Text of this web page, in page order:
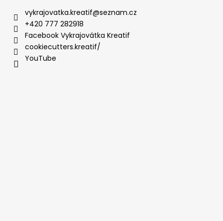
vykrajovatka.kreatif@seznam.cz
+420 777 282918
Facebook Vykrajovátka Kreatif
cookiecutters.kreatif/
YouTube